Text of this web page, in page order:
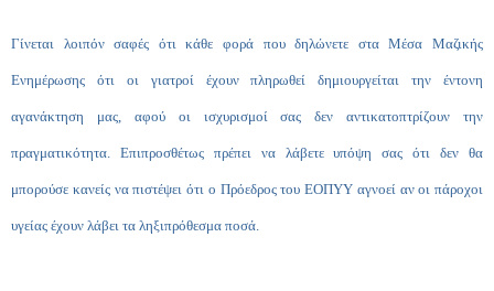
Γίνεται λοιπόν σαφές ότι κάθε φορά που δηλώνετε στα Μέσα Μαζικής
Ενημέρωσης ότι οι γιατροί έχουν πληρωθεί δημιουργείται την έντονη
αγανάκτηση μας, αφού οι ισχυρισμοί σας δεν αντικατοπτρίζουν την
πραγματικότητα. Επιπροσθέτως πρέπει να λάβετε υπόψη σας ότι δεν θα
μπορούσε κανείς να πιστέψει ότι ο Πρόεδρος του ΕΟΠΥΥ αγνοεί αν οι πάροχοι
υγείας έχουν λάβει τα ληξιπρόθεσμα ποσά.